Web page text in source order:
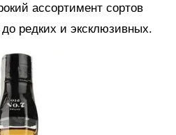
ассортимент сортов
редких и эксклюзивных.